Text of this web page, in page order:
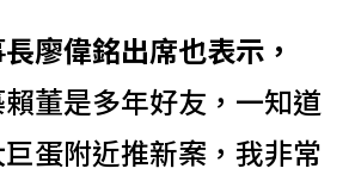
廖偉銘出席也表示，
賴董是多年好友，一知道
蛋附近推新案，我非常